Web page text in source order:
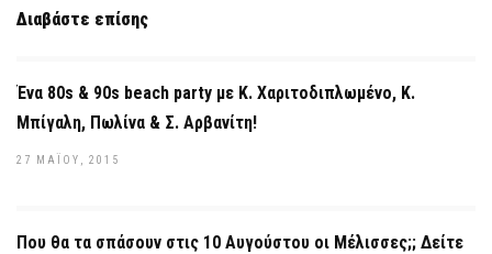
Διαβάστε επίσης
Ένα 80s & 90s beach party με Κ. Χαριτοδιπλωμένο, Κ.
Μπίγαλη, Πωλίνα & Σ. Αρβανίτη!
27 ΜΑΪ́ΟΥ, 2015
Που θα τα σπάσουν στις 10 Αυγούστου οι Μέλισσες;; Δείτε